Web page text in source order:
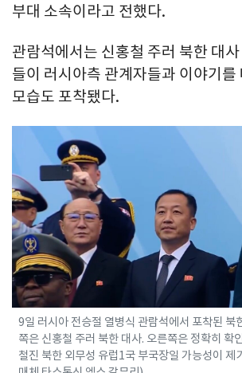
부대 소속이라고 전했다.
관람석에서는 신홍철 주러 북한 대
들이 러시아측 관계자들과 이야기를
모습도 포착됐다.
9일 러시아 전승절 열병식 관람석에서 포착된 북
쪽은 신홍철 주러 북한 대사. 오른쪽은 정확히 확
철진 북한 외무성 유럽1국 부국장일 가능성이 제